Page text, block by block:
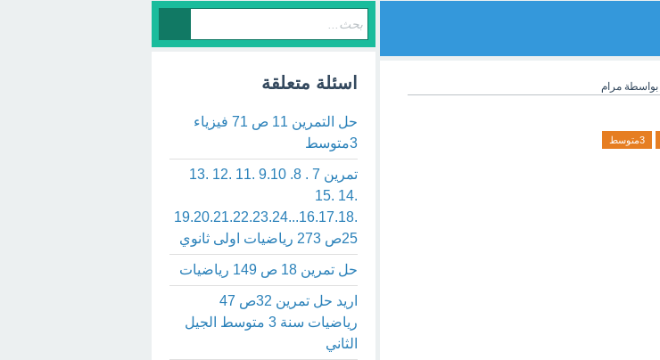
بواسطة مرام
3متوسط
اسئلة متعلقة
حل التمرين 11 ص 71 فيزياء
3متوسط
تمرين 7 . 8. 9.10 .11 .12 .13
.14 .15
.16.17.18..19.20.21.22.23.24.
25ص 273 رياضيات اولى ثانوي
حل تمرين 18 ص 149 رياضيات
اريد حل تمرين 32ص 47
رياضيات سنة 3 متوسط الجيل
الثاني